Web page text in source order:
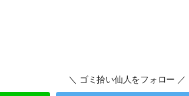
＼ ゴミ拾い仙人をフォロー ／